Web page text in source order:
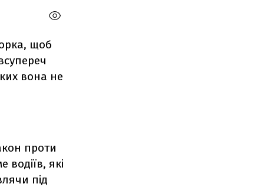
щоб
вона не
проти
які
під